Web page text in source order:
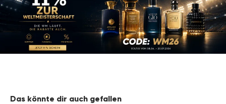
Produktgalerie überspringen
Das könnte dir auch gefallen